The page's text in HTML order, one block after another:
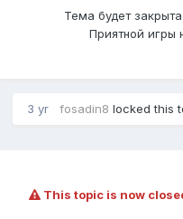
Тема будет
Приятной игры
3 yr fosadin8 locked this
This topic is now